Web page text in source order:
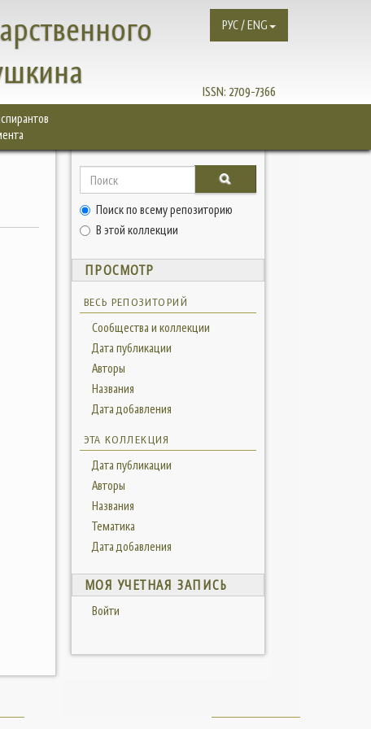
ISSN: 2709-7366
РУС / ENG
Поиск по всему репозиторию
В этой коллекции
ПРОСМОТР
ВЕСЬ РЕПОЗИТОРИЙ
Сообщества и коллекции
Дата публикации
Авторы
Названия
Дата добавления
ЭТА КОЛЛЕКЦИЯ
Дата публикации
Авторы
Названия
Тематика
Дата добавления
МОЯ УЧЕТНАЯ ЗАПИСЬ
Войти